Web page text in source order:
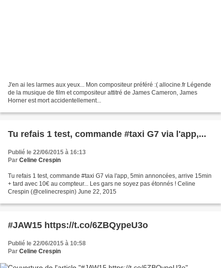
J'en ai les larmes aux yeux... Mon compositeur préféré :( allocine.fr Légende
de la musique de film et compositeur attitré de James Cameron, James
Horner est mort accidentellement...
Tu refais 1 test, commande #taxi G7 via l'app,...
Publié le 22/06/2015 à 16:13
Par Celine Crespin
Tu refais 1 test, commande #taxi G7 via l'app, 5min annoncées, arrive 15min
+ tard avec 10€ au compteur... Les gars ne soyez pas étonnés ! Celine
Crespin (@celinecrespin) June 22, 2015
#JAW15 https://t.co/6ZBQypeU3o
Publié le 22/06/2015 à 10:58
Par Celine Crespin